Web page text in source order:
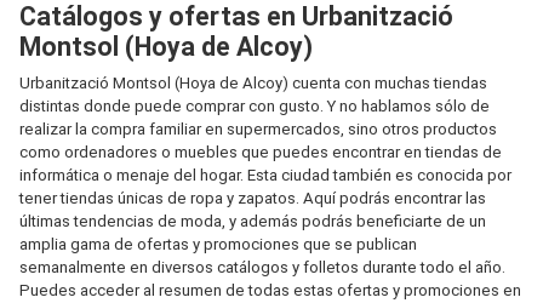
Catálogos y ofertas en Urbanització
Montsol (Hoya de Alcoy)
Urbanització Montsol (Hoya de Alcoy) cuenta con muchas tiendas
distintas donde puede comprar con gusto. Y no hablamos sólo de
realizar la compra familiar en supermercados, sino otros productos
como ordenadores o muebles que puedes encontrar en tiendas de
informática o menaje del hogar. Esta ciudad también es conocida por
tener tiendas únicas de ropa y zapatos. Aquí podrás encontrar las
últimas tendencias de moda, y además podrás beneficiarte de un
amplia gama de ofertas y promociones que se publican
semanalmente en diversos catálogos y folletos durante todo el año.
Puedes acceder al resumen de todas estas ofertas y promociones en